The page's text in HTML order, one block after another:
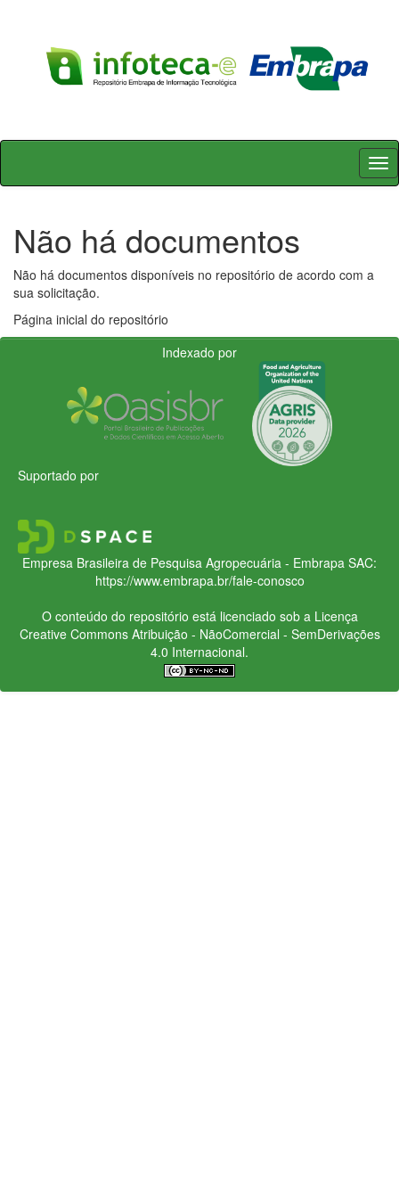
Skip
Não há documentos
Não há documentos disponíveis no repositório de acordo com a
sua solicitação.
Página inicial do repositório
Indexado por
Suportado por
Empresa Brasileira de Pesquisa Agropecuária - Embrapa SAC:
https://www.embrapa.br/fale-conosco
O conteúdo do repositório está licenciado sob a Licença
Creative CommonsAtribuição - NãoComercial - SemDerivações
4.0 Internacional.